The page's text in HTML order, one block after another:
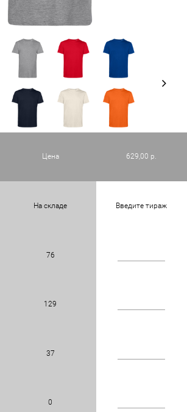
Цена 629,00 р.
На складе Введите тираж
76
129
37
0